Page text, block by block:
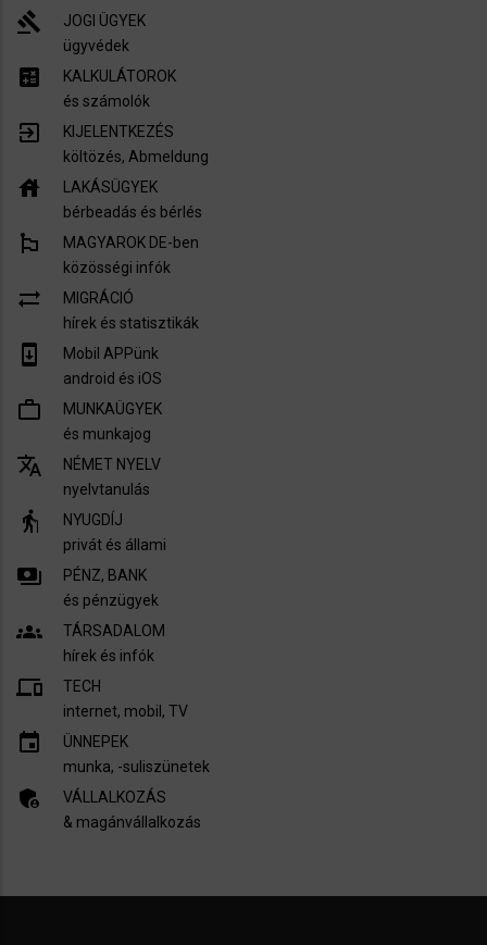
gavel
JOGI ÜGYEK
ügyvédek
calculate
KALKULÁTOROK
és számolók
exit_to_app
KIJELENTKEZÉS
költözés, Abmeldung
house
LAKÁSÜGYEK
bérbeadás és bérlés
emoji_flags
MAGYAROK DE-ben
közösségi infók
sync_alt
MIGRÁCIÓ
hírek és statisztikák
system_update
Mobil APPünk
android és iOS
work_outline
MUNKAÜGYEK
és munkajog
translate
NÉMET NYELV
nyelvtanulás
elderly
NYUGDÍJ
privát és állami
payments
PÉNZ, BANK
és pénzügyek
groups
TÁRSADALOM
hírek és infók
devices
TECH
internet, mobil, TV​
insert_invitation
ÜNNEPEK
munka, -suliszünetek
admin_panel_settings
VÁLLALKOZÁS
& magánvállalkozás